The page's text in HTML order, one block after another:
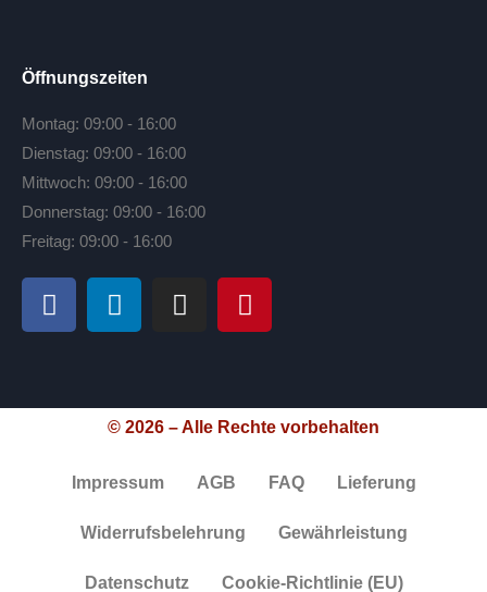
Öffnungszeiten
Montag: 09:00 - 16:00
Dienstag: 09:00 - 16:00
Mittwoch: 09:00 - 16:00
Donnerstag: 09:00 - 16:00
Freitag: 09:00 - 16:00
© 2026 – Alle Rechte vorbehalten
Impressum AGB FAQ Lieferung
Widerrufsbelehrung Gewährleistung
Datenschutz Cookie-Richtlinie (EU)